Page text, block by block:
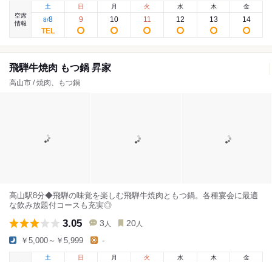
空席
情報
土
8/8
日
9
月
10
火
11
水
12
木
13
金
14
飛騨牛焼肉 もつ鍋 昇家
高山市 / 焼肉、もつ鍋
高山駅8分◆飛騨の味覚を楽しむ飛騨牛焼肉ともつ鍋。各種宴会に最適
な飲み放題付コースも充実◎
3.05 3 人 20 人
￥5,000～￥5,999 -
土
日 月 火 水 木 金